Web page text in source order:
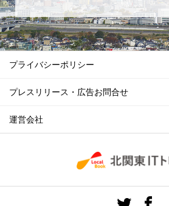
プライバシーポリシー
プレスリリース・広告お問合せ
運営会社